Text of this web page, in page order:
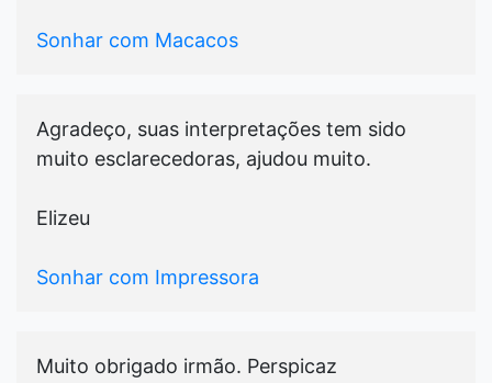
Sonhar com Macacos
Agradeço, suas interpretações tem sido
muito esclarecedoras, ajudou muito.
Elizeu
Sonhar com Impressora
Muito obrigado irmão. Perspicaz